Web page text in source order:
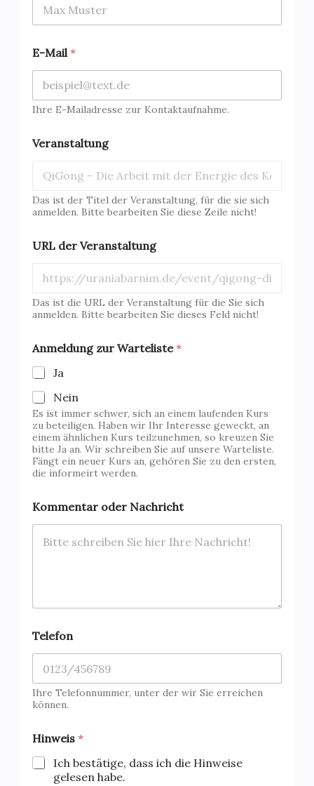
E-Mail *
Ihre E-Mailadresse zur Kontaktaufnahme.
Veranstaltung
Das ist der Titel der Veranstaltung, für die sie sich
anmelden. Bitte bearbeiten Sie diese Zeile nicht!
URL der Veranstaltung
Das ist die URL der Veranstaltung für die Sie sich
anmelden. Bitte bearbeiten Sie dieses Feld nicht!
Anmeldung zur Warteliste*
Ja
Nein
Es ist immer schwer, sich an einem laufenden Kurs
zu beteiligen. Haben wir Ihr Interesse geweckt, an
einem ähnlichen Kurs teilzunehmen, so kreuzen Sie
bitte Ja an. Wir schreiben Sie auf unsere Warteliste.
Fängt ein neuer Kurs an, gehören Sie zu den ersten,
die informeirt werden.
e
r
Kommentar oder Nachricht
Telefon
Ihre Telefonnummer, unter der wir Sie erreichen
können.
Hinweis *
Ich bestätige, dass ich die Hinweise
gelesen habe.